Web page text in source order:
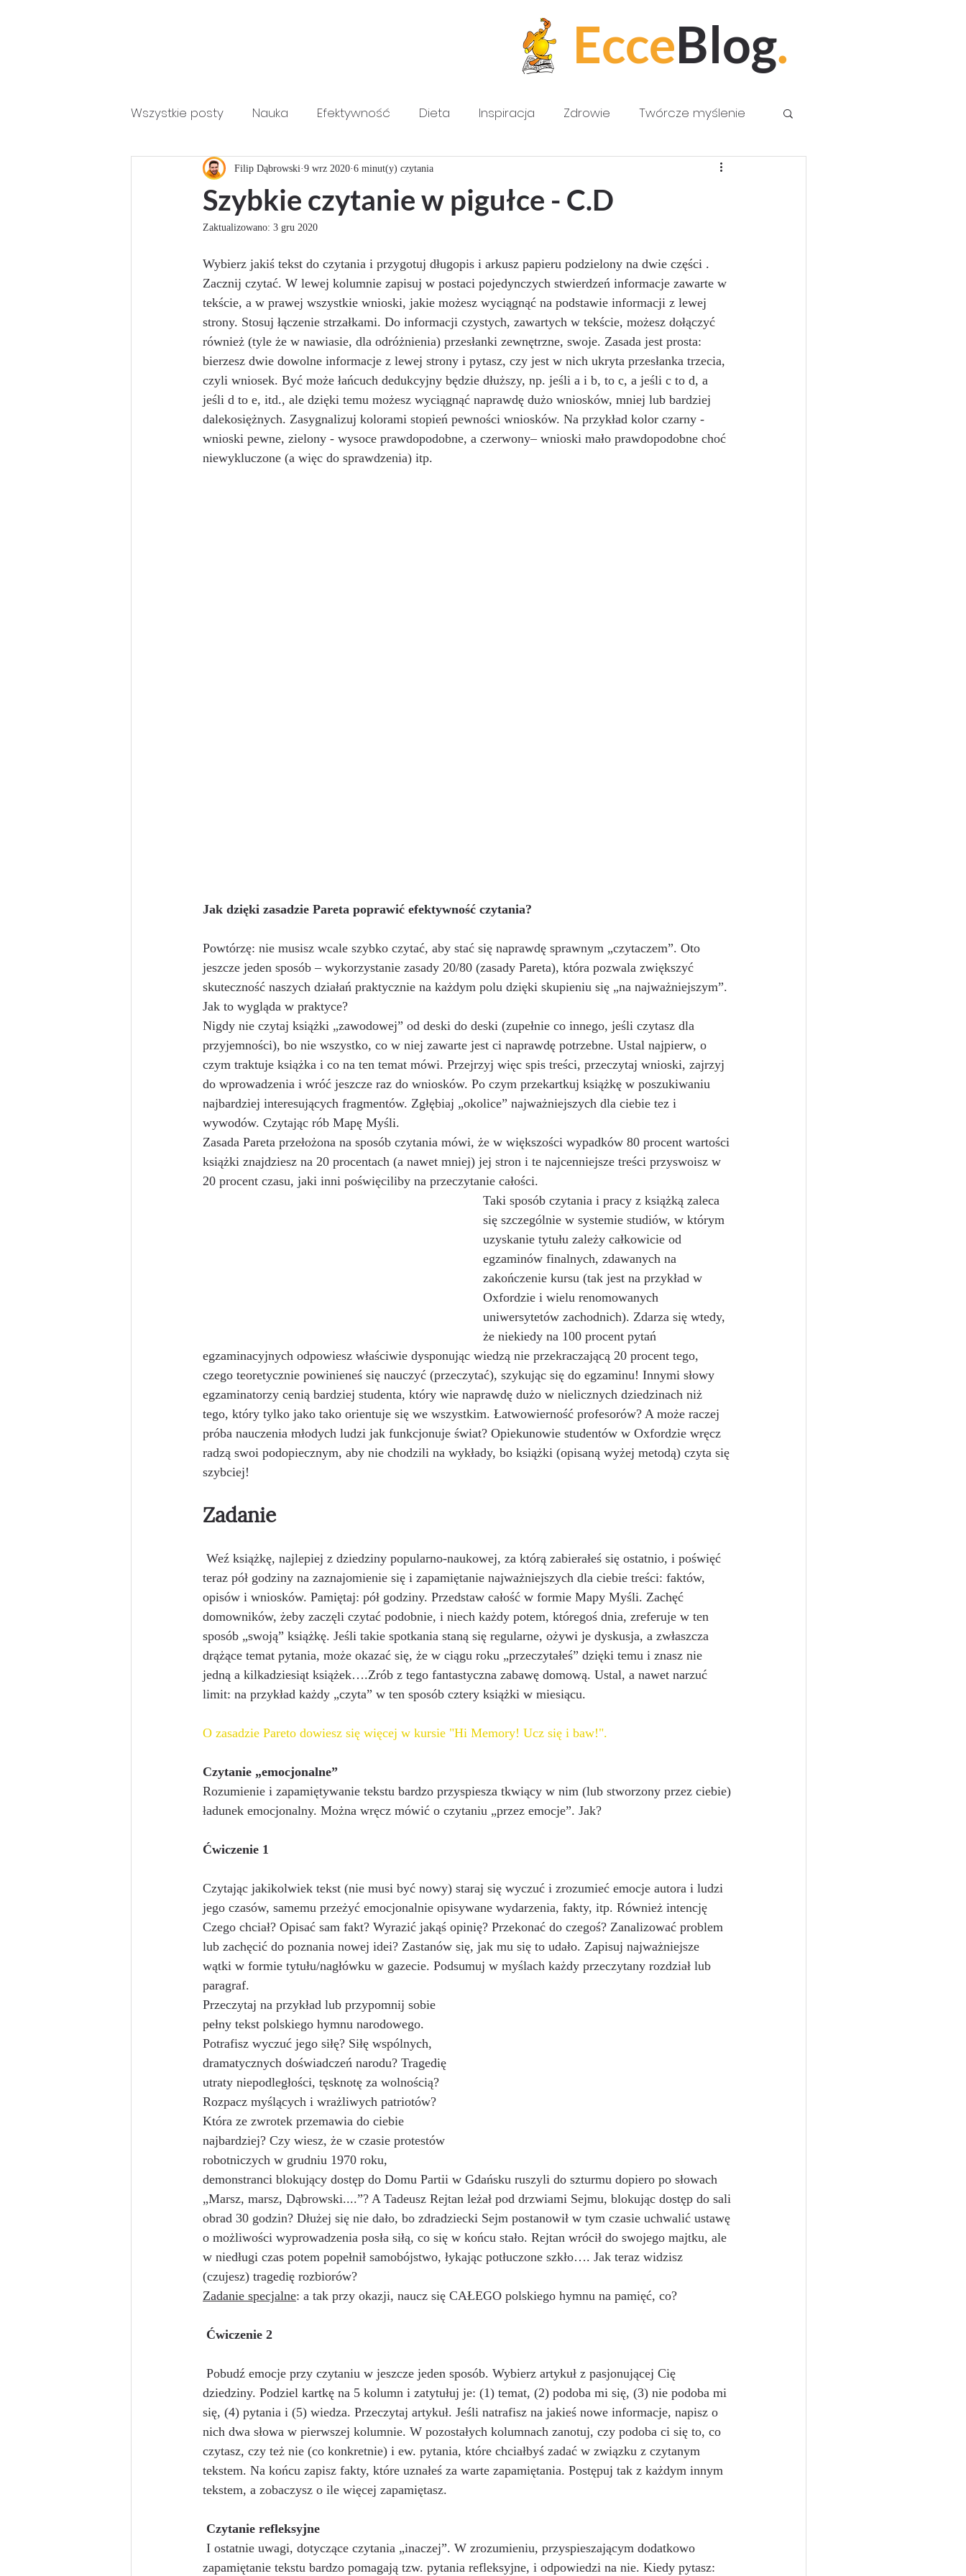
EcceBlog.
Wszystkie posty Nauka Efektywność Dieta Inspiracja Zdrowie Twórcze myślenie
Perfect Student Online
Szybkie czytanie w pigułce - C.D
Filip Dąbrowski 9 wrz 2020 6 minut(y) czytania
Zaktualizowano: 3 gru 2020
Wybierz jakiś tekst do czytania i przygotuj długopis i arkusz papieru podzielony na dwie części .
Zacznij czytać. W lewej kolumnie zapisuj w postaci pojedynczych stwierdzeń informacje zawarte w
tekście, a w prawej wszystkie wnioski, jakie możesz wyciągnąć na podstawie informacji z lewej
strony. Stosuj łączenie strzałkami. Do informacji czystych, zawartych w tekście, możesz dołączyć
również (tyle że w nawiasie, dla odróżnienia) przesłanki zewnętrzne, swoje. Zasada jest prosta:
bierzesz dwie dowolne informacje z lewej strony i pytasz, czy jest w nich ukryta przesłanka trzecia,
czyli wniosek. Być może łańcuch dedukcyjny będzie dłuższy, np. jeśli a i b, to c, a jeśli c to d, a
jeśli d to e, itd., ale dzięki temu możesz wyciągnąć naprawdę dużo wniosków, mniej lub bardziej
dalekosiężnych. Zasygnalizuj kolorami stopień pewności wniosków. Na przykład kolor czarny -
wnioski pewne, zielony - wysoce prawdopodobne, a czerwony– wnioski mało prawdopodobne choć
niewykluczone (a więc do sprawdzenia) itp.
Jak dzięki zasadzie Pareta poprawić efektywność czytania?
Powtórzę: nie musisz wcale szybko czytać, aby stać się naprawdę sprawnym „czytaczem”. Oto
jeszcze jeden sposób – wykorzystanie zasady 20/80 (zasady Pareta), która pozwala zwiększyć
skuteczność naszych działań praktycznie na każdym polu dzięki skupieniu się „na najważniejszym”.
Jak to wygląda w praktyce?
Nigdy nie czytaj książki „zawodowej” od deski do deski (zupełnie co innego, jeśli czytasz dla
przyjemności), bo nie wszystko, co w niej zawarte jest ci naprawdę potrzebne. Ustal najpierw, o
czym traktuje książka i co na ten temat mówi. Przejrzyj więc spis treści, przeczytaj wnioski, zajrzyj
do wprowadzenia i wróć jeszcze raz do wniosków. Po czym przekartkuj książkę w poszukiwaniu
najbardziej interesujących fragmentów. Zgłębiaj „okolice” najważniejszych dla ciebie tez i
wywodów. Czytając rób Mapę Myśli.
Zasada Pareta przełożona na sposób czytania mówi, że w większości wypadków 80 procent wartości
książki znajdziesz na 20 procentach (a nawet mniej) jej stron i te najcenniejsze treści przyswoisz w
20 procent czasu, jaki inni poświęciliby na przeczytanie całości.
Taki sposób czytania i pracy z książką zaleca
się szczególnie w systemie studiów, w którym
uzyskanie tytułu zależy całkowicie od
egzaminów finalnych, zdawanych na
zakończenie kursu (tak jest na przykład w
Oxfordzie i wielu renomowanych
uniwersytetów zachodnich). Zdarza się wtedy,
że niekiedy na 100 procent pytań
egzaminacyjnych odpowiesz właściwie dysponując wiedzą nie przekraczającą 20 procent tego,
czego teoretycznie powinieneś się nauczyć (przeczytać), szykując się do egzaminu! Innymi słowy
egzaminatorzy cenią bardziej studenta, który wie naprawdę dużo w nielicznych dziedzinach niż
tego, który tylko jako tako orientuje się we wszystkim. Łatwowierność profesorów? A może raczej
próba nauczenia młodych ludzi jak funkcjonuje świat? Opiekunowie studentów w Oxfordzie wręcz
radzą swoi podopiecznym, aby nie chodzili na wykłady, bo książki (opisaną wyżej metodą) czyta się
szybciej!
Zadanie
teraz pół godziny na zaznajomienie się i zapamiętanie najważniejszych dla ciebie treści: faktów,
opisów i wniosków. Pamiętaj: pół godziny. Przedstaw całość w formie Mapy Myśli. Zachęć
domowników, żeby zaczęli czytać podobnie, i niech każdy potem, któregoś dnia, zreferuje w ten
sposób „swoją” książkę. Jeśli takie spotkania staną się regularne, ożywi je dyskusja, a zwłaszcza
drążące temat pytania, może okazać się, że w ciągu roku „przeczytałeś” dzięki temu i znasz nie
jedną a kilkadziesiąt książek….Zrób z tego fantastyczna zabawę domową. Ustal, a nawet narzuć
limit: na przykład każdy „czyta” w ten sposób cztery książki w miesiącu.
O zasadzie Pareto dowiesz się więcej w kursie "Hi Memory! Ucz się i baw!".
Czytanie „emocjonalne”
Rozumienie i zapamiętywanie tekstu bardzo przyspiesza tkwiący w nim (lub stworzony przez ciebie)
ładunek emocjonalny. Można wręcz mówić o czytaniu „przez emocje”. Jak?
Ćwiczenie 1
Czytając jakikolwiek tekst (nie musi być nowy) staraj się wyczuć i zrozumieć emocje autora i ludzi
jego czasów, samemu przeżyć emocjonalnie opisywane wydarzenia, fakty, itp. Również intencję
Czego chciał? Opisać sam fakt? Wyrazić jakąś opinię? Przekonać do czegoś? Zanalizować problem
lub zachęcić do poznania nowej idei? Zastanów się, jak mu się to udało. Zapisuj najważniejsze
wątki w formie tytułu/nagłówku w gazecie. Podsumuj w myślach każdy przeczytany rozdział lub
paragraf.
Przeczytaj na przykład lub przypomnij sobie
pełny tekst polskiego hymnu narodowego.
Potrafisz wyczuć jego siłę? Siłę wspólnych,
dramatycznych doświadczeń narodu? Tragedię
utraty niepodległości, tęsknotę za wolnością?
Rozpacz myślących i wrażliwych patriotów?
Która ze zwrotek przemawia do ciebie
najbardziej? Czy wiesz, że w czasie protestów
robotniczych w grudniu 1970 roku,
demonstranci blokujący dostęp do Domu Partii w Gdańsku ruszyli do szturmu dopiero po słowach
„Marsz, marsz, Dąbrowski....”? A Tadeusz Rejtan leżał pod drzwiami Sejmu, blokując dostęp do sali
obrad 30 godzin? Dłużej się nie dało, bo zdradziecki Sejm postanowił w tym czasie uchwalić ustawę
o możliwości wyprowadzenia posła siłą, co się w końcu stało. Rejtan wrócił do swojego majtku, ale
w niedługi czas potem popełnił samobójstwo, łykając potłuczone szkło…. Jak teraz widzisz
(czujesz) tragedię rozbiorów?
Zadanie specjalne: a tak przy okazji, naucz się CAŁEGO polskiego hymnu na pamięć, co?
Ćwiczenie 2
dziedziny. Podziel kartkę na 5 kolumn i zatytułuj je: (1) temat, (2) podoba mi się, (3) nie podoba mi
się, (4) pytania i (5) wiedza. Przeczytaj artykuł. Jeśli natrafisz na jakieś nowe informacje, napisz o
nich dwa słowa w pierwszej kolumnie. W pozostałych kolumnach zanotuj, czy podoba ci się to, co
czytasz, czy też nie (co konkretnie) i ew. pytania, które chciałbyś zadać w związku z czytanym
tekstem. Na końcu zapisz fakty, które uznałeś za warte zapamiętania. Postępuj tak z każdym innym
tekstem, a zobaczysz o ile więcej zapamiętasz.
Czytanie refleksyjne
zapamiętanie tekstu bardzo pomagają tzw. pytania refleksyjne, i odpowiedzi na nie. Kiedy pytasz: